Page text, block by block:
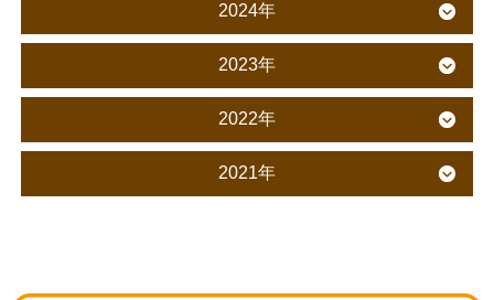
2024年
2023年
2022年
2021年